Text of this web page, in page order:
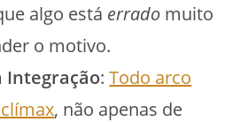
algo está errado muito
o motivo.
Integração:Todo arco
, não apenas de